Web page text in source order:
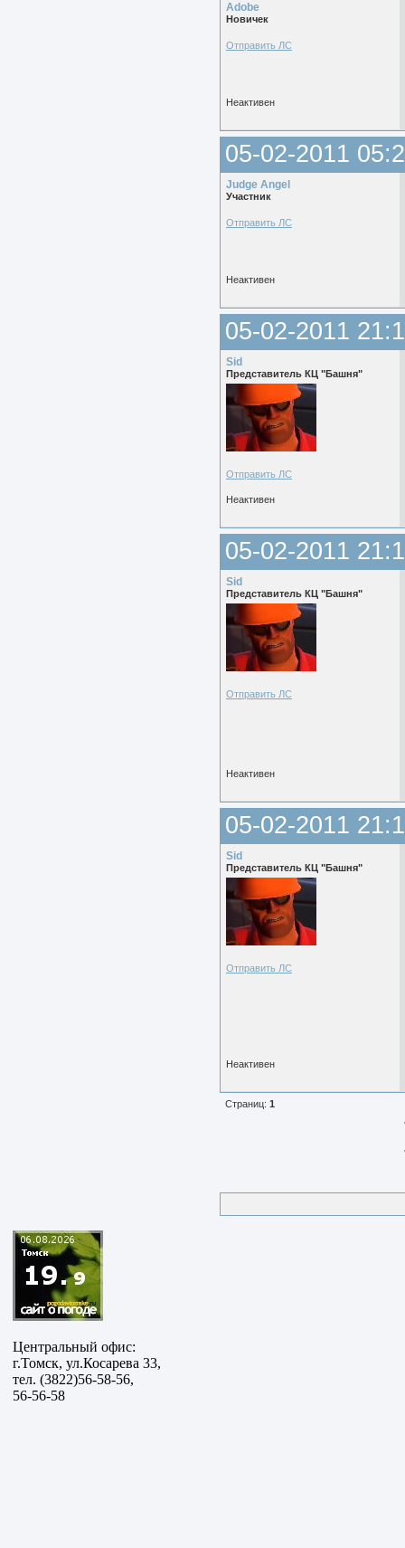
Adobe
Новичек
Отправить ЛС
Неактивен
05-02-2011
Judge Angel
Участник
Отправить ЛС
Неактивен
05-02-2011
Sid
Представитель КЦ "Башня"
Отправить ЛС
Неактивен
05-02-2011
Sid
Представитель КЦ "Башня"
Отправить ЛС
Неактивен
05-02-2011
Sid
Представитель КЦ "Башня"
Отправить ЛС
Неактивен
Страниц: 1
Центральный офис:
г.Томск, ул.Косарева 33,
тел. (3822)56-58-56,
56-56-58